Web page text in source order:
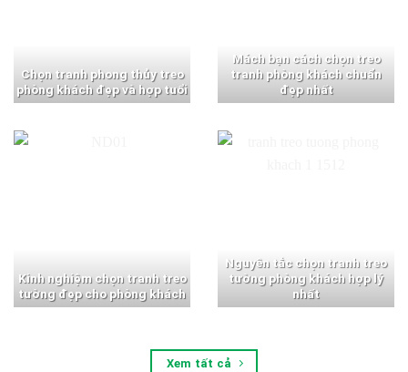
Chọn tranh phong thủy treo
phòng khách đẹp và hợp tuổi
Mách bạn cách chọn treo
tranh phòng khách chuẩn
đẹp nhất
Kinh nghiệm chọn tranh treo
tường đẹp cho phòng khách
Nguyên tắc chọn tranh treo
tường phòng khách hợp lý
nhất
Xem tất cả